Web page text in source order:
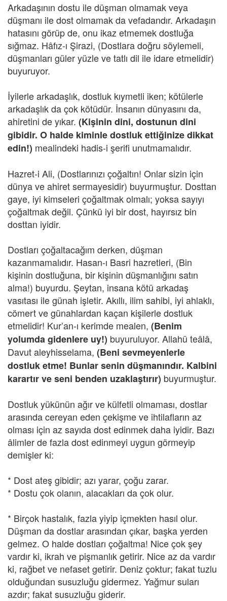
Arkadaşının dostu ile düşman olmamak veya
düşmanı ile dost olmamak da vefadandır. Arkadaşın
hatasını görüp de, onu ikaz etmemek dostluğa
sığmaz. Hâfız-ı Şirazi, (Dostlara doğru söylemeli,
düşmanları güler yüzle ve tatlı dil ile idare etmelidir)
buyuruyor.
İyilerle arkadaşlık, dostluk kıymetli iken; kötülerle
arkadaşlık da çok kötüdür. İnsanın dünyasını da,
ahiretini de yıkar. (Kişinin dini, dostunun dini
gibidir. O halde kiminle dostluk ettiğinize dikkat
edin!) mealindeki hadis-i şerifi unutmamalıdır.
Hazret-i Ali, (Dostlarınızı çoğaltın! Onlar sizin için
dünya ve ahiret sermayesidir) buyurmuştur. Dosttan
gaye, iyi kimseleri çoğaltmak olmalı; yoksa sayıyı
çoğaltmak değil. Çünkü iyi bir dost, hayırsız bin
dosttan iyidir.
Dostları çoğaltacağım derken, düşman
kazanmamalıdır. Hasan-ı Basri hazretleri, (Bin
kişinin dostluğuna, bir kişinin düşmanlığını satın
alma!) buyurdu. Şeytan, insana kötü arkadaş
vasıtası ile günah işletir. Akıllı, ilim sahibi, iyi ahlaklı,
cömert ve günahlardan kaçan kişilerle dostluk
etmelidir! Kur’an-ı kerimde mealen, (Benim
yolumda gidenlere uy!) buyuruluyor. Allahü teâlâ,
Davut aleyhisselama, (Beni sevmeyenlerle
dostluk etme! Bunlar senin düşmanındır. Kalbini
karartır ve seni benden uzaklaştırır) buyurmuştur.
Dostluk yükünün ağır ve külfetli olmaması, dostlar
arasında cereyan eden çekişme ve ihtilafların az
olması için az sayıda dost edinmek daha iyidir. Bazı
âlimler de fazla dost edinmeyi uygun görmeyip
demişler ki:
* Dost ateş gibidir; azı yarar, çoğu zarar.
* Dostu çok olanın, alacakları da çok olur.
* Birçok hastalık, fazla yiyip içmekten hasıl olur.
Düşman da dostlar arasından çıkar, başka yerden
gelmez. O halde dostları çoğaltma! Nice çok şey
vardır ki, ikrah ve pişmanlık getirir. Nice az da vardır
ki, rağbet ve nefaset getirir. Deniz çoktur; fakat tuzlu
olduğundan susuzluğu gidermez. Yağmur suları
azdır; fakat susuzluğu giderir.